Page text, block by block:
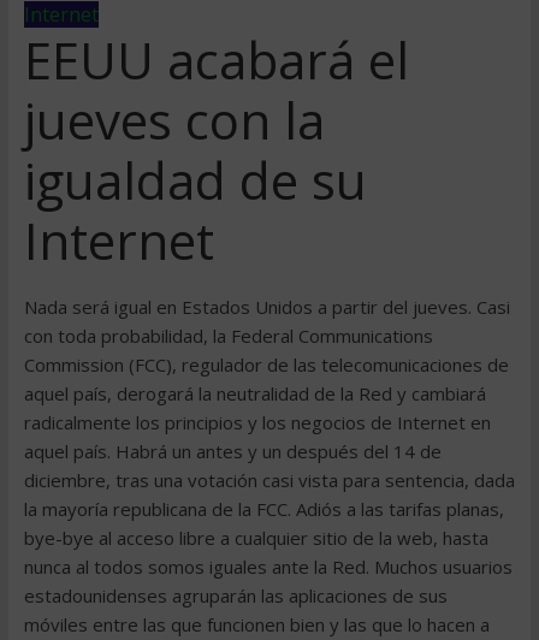
Internet
EEUU acabará el
jueves con la
igualdad de su
Internet
Nada será igual en Estados Unidos a partir del jueves. Casi
con toda probabilidad, la Federal Communications
Commission (FCC), regulador de las telecomunicaciones de
aquel país, derogará la neutralidad de la Red y cambiará
radicalmente los principios y los negocios de Internet en
aquel país. Habrá un antes y un después del 14 de
diciembre, tras una votación casi vista para sentencia, dada
la mayoría republicana de la FCC. Adiós a las tarifas planas,
bye-bye al acceso libre a cualquier sitio de la web, hasta
nunca al todos somos iguales ante la Red. Muchos usuarios
estadounidenses agruparán las aplicaciones de sus
móviles entre las que funcionen bien y las que lo hacen a